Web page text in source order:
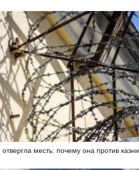
месть: почему она против казни